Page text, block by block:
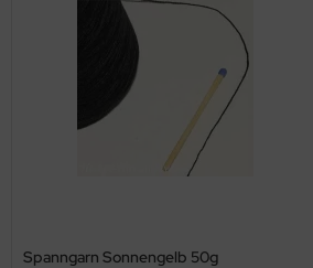
Spanngarn Sonnengelb 50g